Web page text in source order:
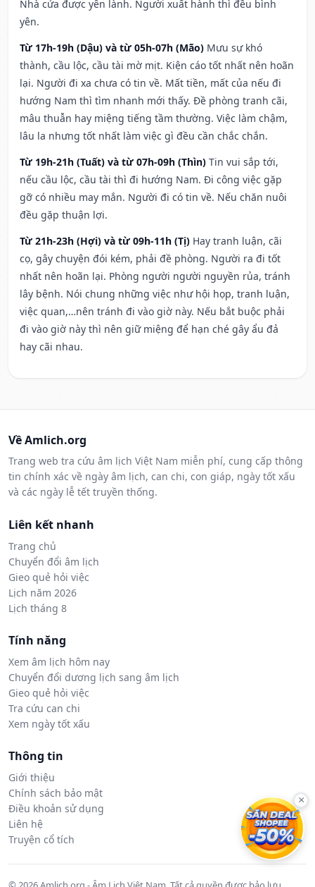
Nhà cửa được yên lành. Người xuất hành thì đều bình
yên.
Từ 17h-19h (Dậu) và từ 05h-07h (Mão) Mưu sự khó
thành, cầu lộc, cầu tài mờ mịt. Kiện cáo tốt nhất nên hoãn
lại. Người đi xa chưa có tin về. Mất tiền, mất của nếu đi
hướng Nam thì tìm nhanh mới thấy. Đề phòng tranh cãi,
mâu thuẫn hay miệng tiếng tầm thường. Việc làm chậm,
lâu la nhưng tốt nhất làm việc gì đều cần chắc chắn.
Từ 19h-21h (Tuất) và từ 07h-09h (Thìn) Tin vui sắp tới,
nếu cầu lộc, cầu tài thì đi hướng Nam. Đi công việc gặp
gỡ có nhiều may mắn. Người đi có tin về. Nếu chăn nuôi
đều gặp thuận lợi.
Từ 21h-23h (Hợi) và từ 09h-11h (Tị) Hay tranh luận, cãi
cọ, gây chuyện đói kém, phải đề phòng. Người ra đi tốt
nhất nên hoãn lại. Phòng người người nguyền rủa, tránh
lây bệnh. Nói chung những việc như hội họp, tranh luận,
việc quan,…nên tránh đi vào giờ này. Nếu bắt buộc phải
đi vào giờ này thì nên giữ miệng để hạn ché gây ẩu đả
hay cãi nhau.
Về Amlich.org
Trang web tra cứu âm lịch Việt Nam miễn phí, cung cấp thông
tin chính xác về ngày âm lịch, can chi, con giáp, ngày tốt xấu
và các ngày lễ tết truyền thống.
Liên kết nhanh
Trang chủ
Chuyển đổi âm lịch
Gieo quẻ hỏi việc
Lịch năm 2026
Lịch tháng 8
Tính năng
Xem âm lịch hôm nay
Chuyển đổi dương lịch sang âm lịch
Gieo quẻ hỏi việc
Tra cứu can chi
Xem ngày tốt xấu
Thông tin
Giới thiệu
Chính sách bảo mật
Điều khoản sử dụng
Liên hệ
Truyện cổ tích
×